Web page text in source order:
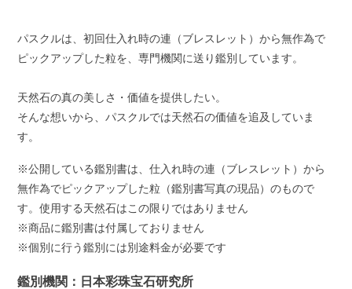
パスクルは、初回仕入れ時の連（ブレスレット）から無作為で
ピックアップした粒を、専門機関に送り鑑別しています。
天然石の真の美しさ・価値を提供したい。
そんな想いから、パスクルでは天然石の価値を追及していま
す。
※公開している鑑別書は、仕入れ時の連（ブレスレット）から
無作為でピックアップした粒（鑑別書写真の現品）のもので
す。使用する天然石はこの限りではありません
※商品に鑑別書は付属しておりません
※個別に行う鑑別には別途料金が必要です
鑑別機関：日本彩珠宝石研究所